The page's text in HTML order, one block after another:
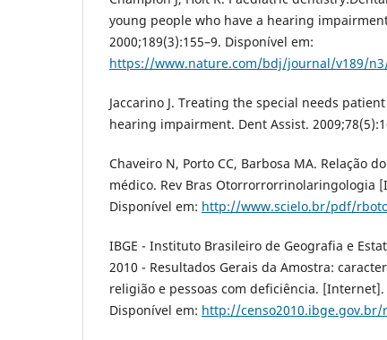
young people who have a hearing
2000;189(3):155–9. Disponível em:
https://www.nature.com/bdj/journal/v189/
Jaccarino J. Treating the special needs
hearing impairment. Dent Assist.
Chaveiro N, Porto CC, Barbosa MA. Relação
médico. Rev Bras Otorrorrorrinolaringologia
Disponível em: http://www.scielo.br/pdf/
IBGE - Instituto Brasileiro de Geografia e
2010 - Resultados Gerais da Amostra:
religião e pessoas com deficiência. [Internet].
Disponível em: http://censo2010.ibge.gov.br/